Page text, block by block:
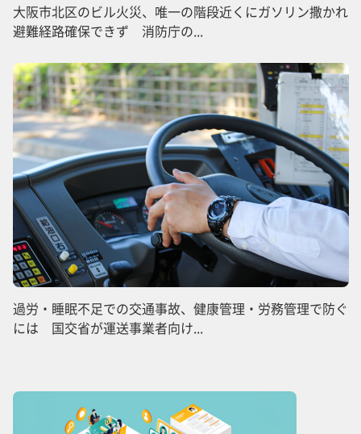
大阪市北区のビル火災、唯一の階段近くにガソリン撒かれ
避難経路確保できず 消防庁の...
過労・睡眠不足での交通事故、健康管理・労務管理で防ぐ
には 国交省が運送事業者向け...